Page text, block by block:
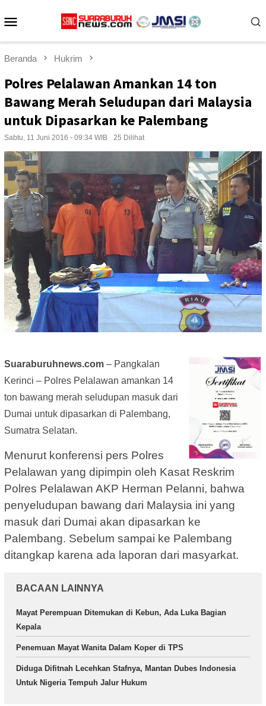
ke
Beranda Hukrim
Polres Pelalawan Amankan 14 ton
Bawang Merah Seludupan dari Malaysia
untuk Dipasarkan ke Palembang
Sabtu, 11 Juni 2016 - 09:34 WIB 25 Dilihat
Suaraburuhnews.com – Pangkalan
Kerinci – Polres Pelalawan amankan 14
ton bawang merah seludupan masuk dari
Dumai untuk dipasarkan di Palembang,
Sumatra Selatan.
Menurut konferensi pers Polres
Pelalawan yang dipimpin oleh Kasat Reskrim
Polres Pelalawan AKP Herman Pelanni, bahwa
penyeludupan bawang dari Malaysia ini yang
masuk dari Dumai akan dipasarkan ke
Palembang. Sebelum sampai ke Palembang
ditangkap karena ada laporan dari masyarkat.
BACAAN LAINNYA
Mayat Perempuan Ditemukan di Kebun, Ada Luka Bagian
Kepala
Penemuan Mayat Wanita Dalam Koper di TPS
Diduga Difitnah Lecehkan Stafnya, Mantan Dubes Indonesia
Untuk Nigeria Tempuh Jalur Hukum